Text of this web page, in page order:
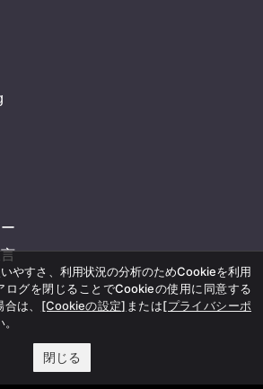
やすさ、利用状況の分析のためCookieを利用
ログを閉じることでCookieの使用に同意する
は、 [Cookieの設定] または[プライバシーポ
閉じる